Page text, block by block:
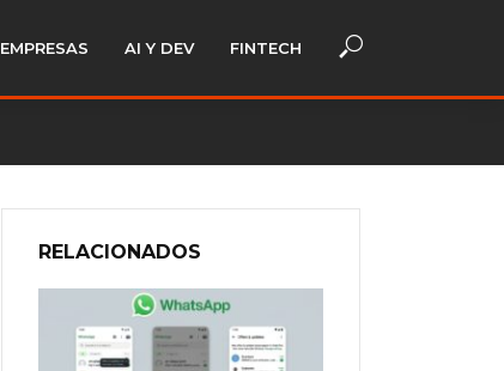
EMPRESAS AI Y DEV FINTECH
RELACIONADOS